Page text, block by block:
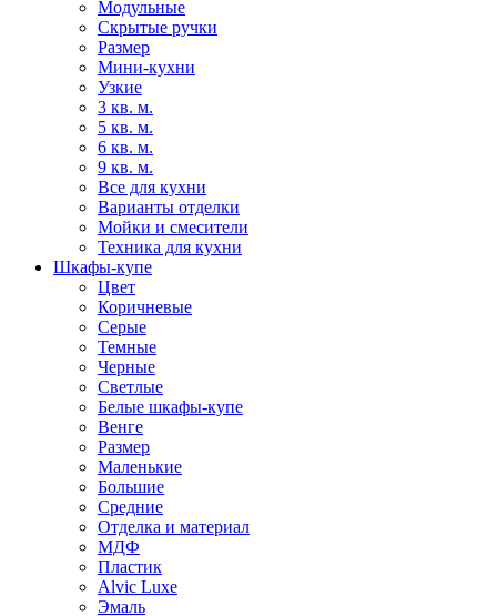
Модульные
Скрытые ручки
Размер
Мини-кухни
Узкие
3 кв. м.
5 кв. м.
6 кв. м.
9 кв. м.
Все для кухни
Варианты отделки
Мойки и смесители
Техника для кухни
Шкафы-купе
Цвет
Коричневые
Серые
Темные
Черные
Светлые
Белые шкафы-купе
Венге
Размер
Маленькие
Большие
Средние
Отделка и материал
МДФ
Пластик
Alvic Luxe
Эмаль